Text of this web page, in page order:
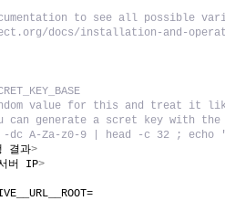
to see all possible
docs/installation-and-
value for this and treat it
generate a scret key with the
-dc A-Za-z0-9 | head -c 32 ; echo
결과>
버 IP>